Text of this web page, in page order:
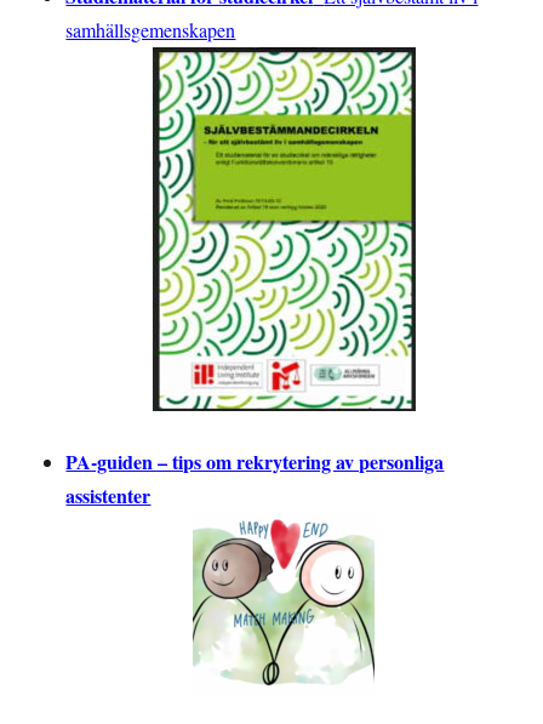
samhällsgemenskapen
PA-guiden – tips om rekrytering av personliga
assistenter